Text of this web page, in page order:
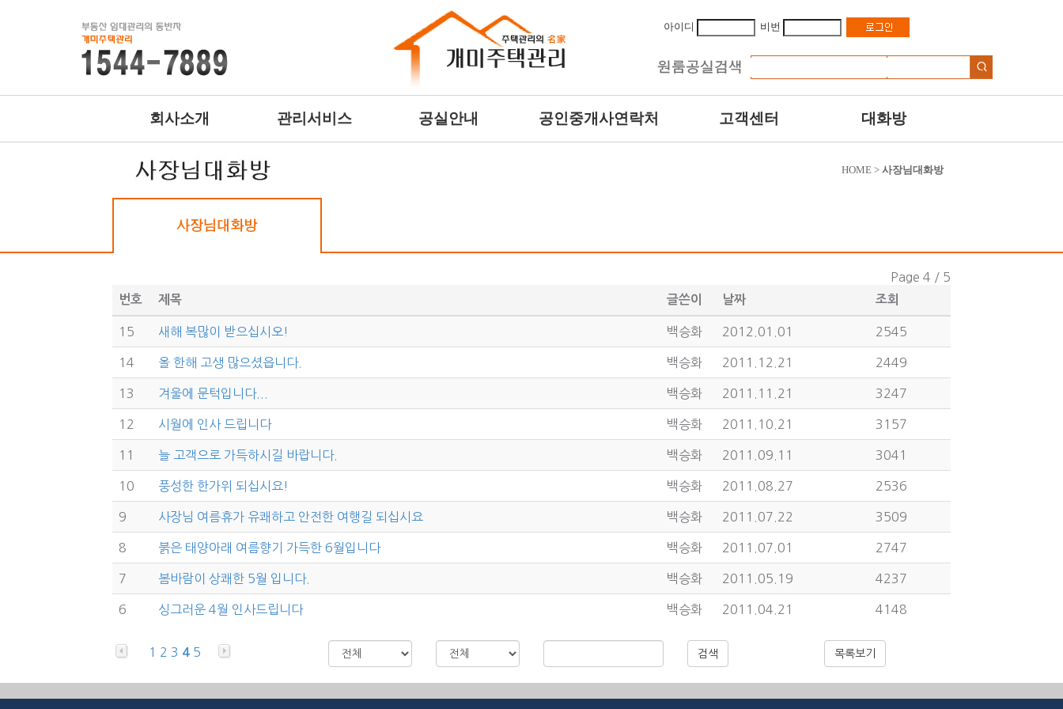
아이디 비번
회사소개 관리서비스 공실안내 공인중개사연락처 고객센터 대화방
HOME > 사장님대화방
Page 4 / 5
번호 제목 글쓴이 날짜 조회
15 새해 복많이 받으십시오! 백승화 2012.01.01 2545
14 올 한해 고생 많으셨읍니다. 백승화 2011.12.21 2449
13 겨울에 문턱입니다... 백승화 2011.11.21 3247
12 시월에 인사 드립니다 백승화 2011.10.21 3157
11 늘 고객으로 가득하시길 바랍니다. 백승화 2011.09.11 3041
10 풍성한 한가위 되십시요! 백승화 2011.08.27 2536
9 사장님 여름휴가 유쾌하고 안전한 여행길 되십시요 백승화 2011.07.22 3509
8 붉은 태양아래 여름향기 가득한 6월입니다 백승화 2011.07.01 2747
7 봄바람이 상쾌한 5월 입니다. 백승화 2011.05.19 4237
6 싱그러운 4월 인사드립니다 백승화 2011.04.21 4148
1 2 3 4 5 검색 목록보기